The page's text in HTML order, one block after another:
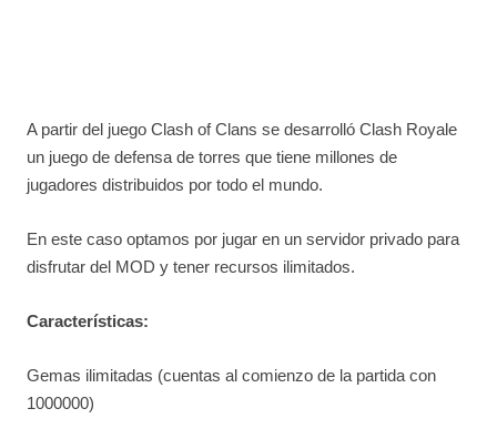
A partir del juego Clash of Clans se desarrolló Clash Royale
un juego de defensa de torres que tiene millones de
jugadores distribuidos por todo el mundo.
En este caso optamos por jugar en un servidor privado para
disfrutar del MOD y tener recursos ilimitados.
Características:
Gemas ilimitadas (cuentas al comienzo de la partida con
1000000)